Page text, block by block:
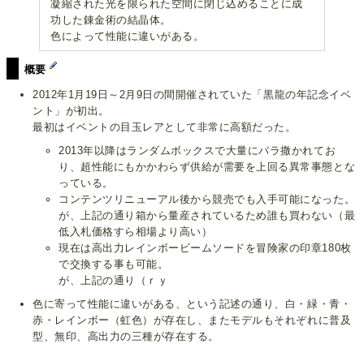
凝縮された光を限られた空間に閉じ込めることに成
功した錬金術の結晶体。
色によって性能に違いがある。
概要
2012年1月19日～2月9日の間開催されていた「黒龍の年記念イベ
ント」が初出。
最初はイベントの目玉レアとして非常に高額だった。
2013年以降はランダムボックスで大量にバラ撒かれてお
り、超性能にもかかわらず供給が需要を上回る異常事態とな
っている。
コンテンツリニューアル後から競売でも入手可能になった。
が、上記の通り箱から量産されているため誰も買わない（最
低入札価格すら相場より高い）
現在は高出力レインボービームソードを冒険家の印章180枚
で交換する事も可能。
が、上記の通り（ｒｙ
色に寄って性能に違いがある、という記述の通り、白・緑・青・
赤・レインボー（虹色）が存在し、またモデルもそれぞれに普及
型、無印、高出力の三種が存在する。